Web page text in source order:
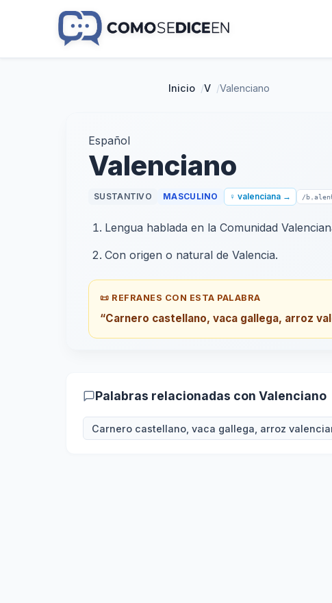
Inicio /V /Valenciano
Español
Valenciano
SUSTANTIVO MASCULINO ♀ valenciana → /
Lengua hablada en la Comunidad
Con origen o natural de Valencia.
📜 REFRANES CON ESTA PALABRA
“Carnero castellano, vaca gallega, arroz
Palabras relacionadas con Valenciano
Carnero castellano, vaca gallega, arroz